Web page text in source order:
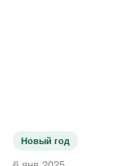
Новый год